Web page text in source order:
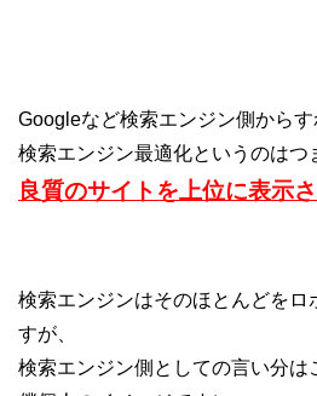
Googleなど検索エンジン側からす
検索エンジン最適化というのはつ
良質のサイトを上位に表示
検索エンジンはそのほとんどをロ
すが、
検索エンジン側としての言い分は